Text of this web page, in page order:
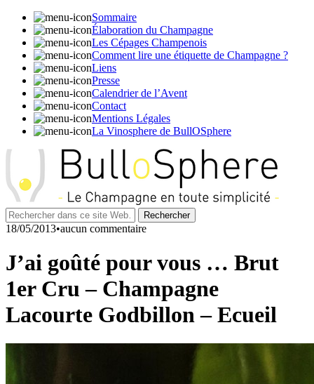
Sommaire
Élaboration du Champagne
Les Cépages Champenois
Comment lire une étiquette de Champagne ?
Liens
Presse
Calendrier de l’Avent
Contact
Mentions Légales
La Vinosphere de BullOSphere
18/05/2013•aucun commentaire
J’ai goûté pour vous … Brut
1er Cru – Champagne
Lacourte Godbillon – Ecueil